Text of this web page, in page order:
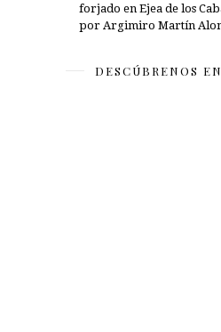
forjado en Ejea de los
por Argimiro Martín
DESCÚBRENOS